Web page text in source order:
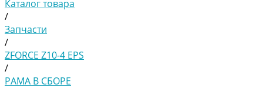
Каталог товара
/
Запчасти
/
ZFORCE Z10-4 EPS
/
РАМА В СБОРЕ